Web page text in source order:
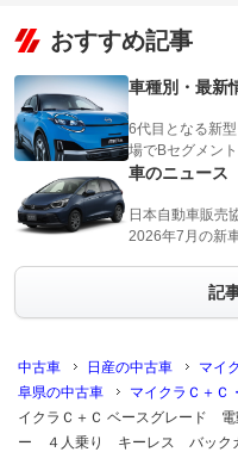
おすすめ記事
車種別・最新
6代目となる新
場でBセグメン
車のニュース
日本自動車販売
2026年7月の新
記
中古車 日産の中古車 マイ
阜県の中古車
マイクラＣ＋Ｃ
イクラＣ＋Ｃ ベースグレード
ー ４人乗り キーレス バック